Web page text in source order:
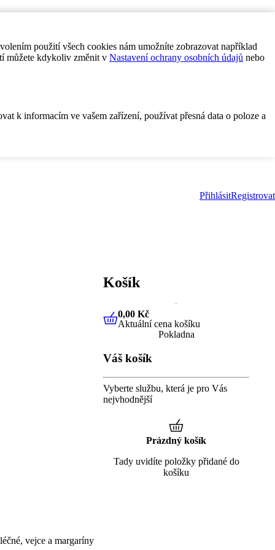
použití všech cookies nám umožníte zobrazovat například
můžete kdykoliv změnit v Nastavení ochrany osobních údajů nebo
k informacím ve vašem zařízení, používat přesná data o poloze a
PřihlásitRegistrovat
vejce a margaríny
Košík
0,00 KčAktuální cena košíku
0,00 Kč
Aktuální cena košíku
Pokladna
Váš košík
Vyberte službu, která je pro Vás
nejvhodnější
Prázdný košík
Tady uvidíte položky přidané do
košíku